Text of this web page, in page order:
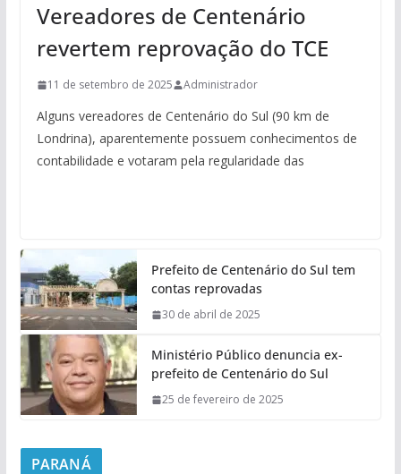
Vereadores de Centenário
revertem reprovação do TCE
11 de setembro de 2025 Administrador
Alguns vereadores de Centenário do Sul (90 km de
Londrina), aparentemente possuem conhecimentos de
contabilidade e votaram pela regularidade das
Prefeito de Centenário do Sul tem
contas reprovadas
30 de abril de 2025
Ministério Público denuncia ex-
prefeito de Centenário do Sul
25 de fevereiro de 2025
PARANÁ